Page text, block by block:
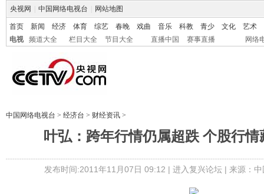
央视网 中国网络电视台 网站地图
首页 新闻 经济 体育 综艺 春晚 戏曲 音乐 科教 青少 文化
艺术
电视
频道大全 栏目大全 节目大全 直播中国 赛事直播 网络
中国网络电视台 > 经济台 > 财经资讯 >
叶弘：跨年行情仍属超跌 个股行
发布时间:2011年11月07日 09:12 | 进入复兴论坛| 来源：